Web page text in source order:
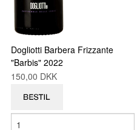
Dogliotti Barbera Frizzante
"Barbis" 2022
150,00 DKK